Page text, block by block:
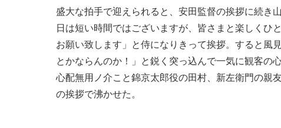
盛大な拍手で迎えられると、安田監督の挨拶に続き
日は短い時間ではございますが、皆さまと楽しくひ
お願い致します」と侍になりきって挨拶。すると風
とかならんのか！」と鋭く突っ込んで一気に観客の
心配無用ノ介こと錦京太郎役の田村、新左衛門の親
の挨拶で沸かせた。